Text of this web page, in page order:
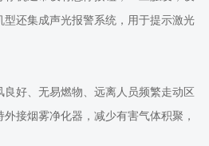
还集成声光报警系统，用于提示激光
好、无易燃物、远离人员频繁走动区
接烟雾净化器，减少有害气体积聚，